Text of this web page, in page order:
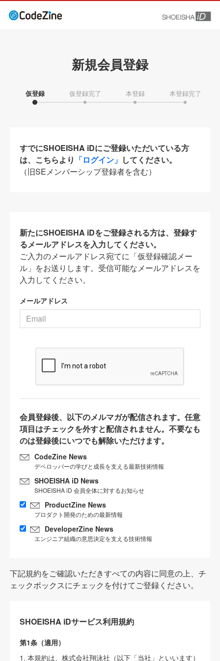
新規会員登録
仮登録 仮登録完了 本登録 本登録完了
すでにSHOEISHA iDにご登録いただいている方
は、こちらより 「ログイン」 してください。
（旧SEメンバーシップ登録者を含む）
新たにSHOEISHA iDをご登録される方は、登録す
るメールアドレスを入力してください。
ご入力のメールアドレス宛てに「仮登録確認メー
ル」をお送りします。受信可能なメールアドレスを
入力してください。
メールアドレス
会員登録後、以下のメルマガが配信されます。任意
項目はチェックを外すと配信されません。不要なも
のは登録後にいつでも解除いただけます。
CodeZine News
デベロッパーの学びと成長を支える最新技術情報
SHOEISHA iD News
SHOEISHA iD 会員全体に対するお知らせ
ProductZine News
プロダクト開発のための最新情報
DeveloperZine News
エンジニア組織の意思決定を支える技術情報
下記規約をご確認いただきすべての内容に同意の上、チ
ェックボックスにチェックを付けてご登録ください。
SHOEISHA iDサービス利用規約
第1条（適用）
1. 本規約は、株式会社翔泳社（以下「当社」といいます）